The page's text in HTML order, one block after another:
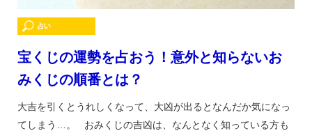
宝くじの運勢を占おう！意外と知らないお
みくじの順番とは？
大吉を引くとうれしくなって、大凶が出るとなんだか気になっ
てしまう…。 おみくじの吉凶は、なんとなく知っている方も